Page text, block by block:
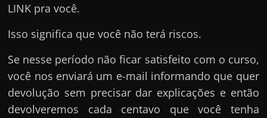
LINK pra você.
Isso significa que você não terá riscos.
Se nesse período não ficar satisfeito com o curso,
você nos enviará um e-mail informando que quer
devolução sem precisar dar explicações e então
devolveremos cada centavo que você tenha